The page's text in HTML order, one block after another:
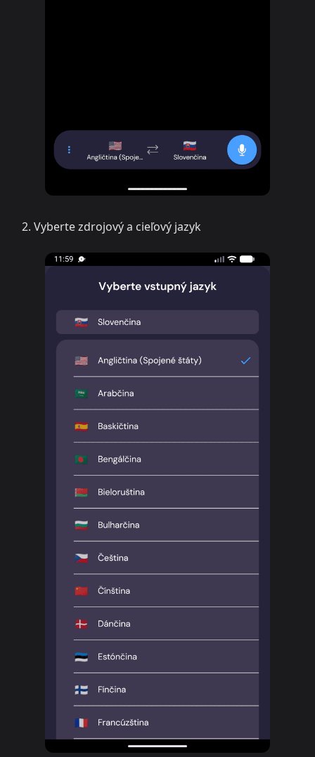
Vyberte zdrojový a cieľový jazyk